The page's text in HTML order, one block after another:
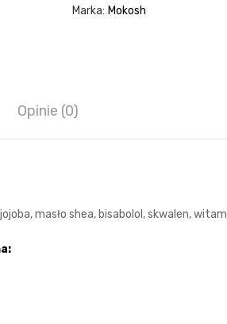
Marka: Mokosh
Opinie (0)
masło shea, bisabolol, skwalen,